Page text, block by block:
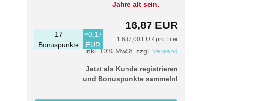
Jahre alt sein.
16,87 EUR
1.687,00 EUR pro Liter
inkl. 19% MwSt. zzgl. Versand
17
Bonuspunkte
≈0,17
EUR
Jetzt als Kunde registrieren
und Bonuspunkte sammeln!